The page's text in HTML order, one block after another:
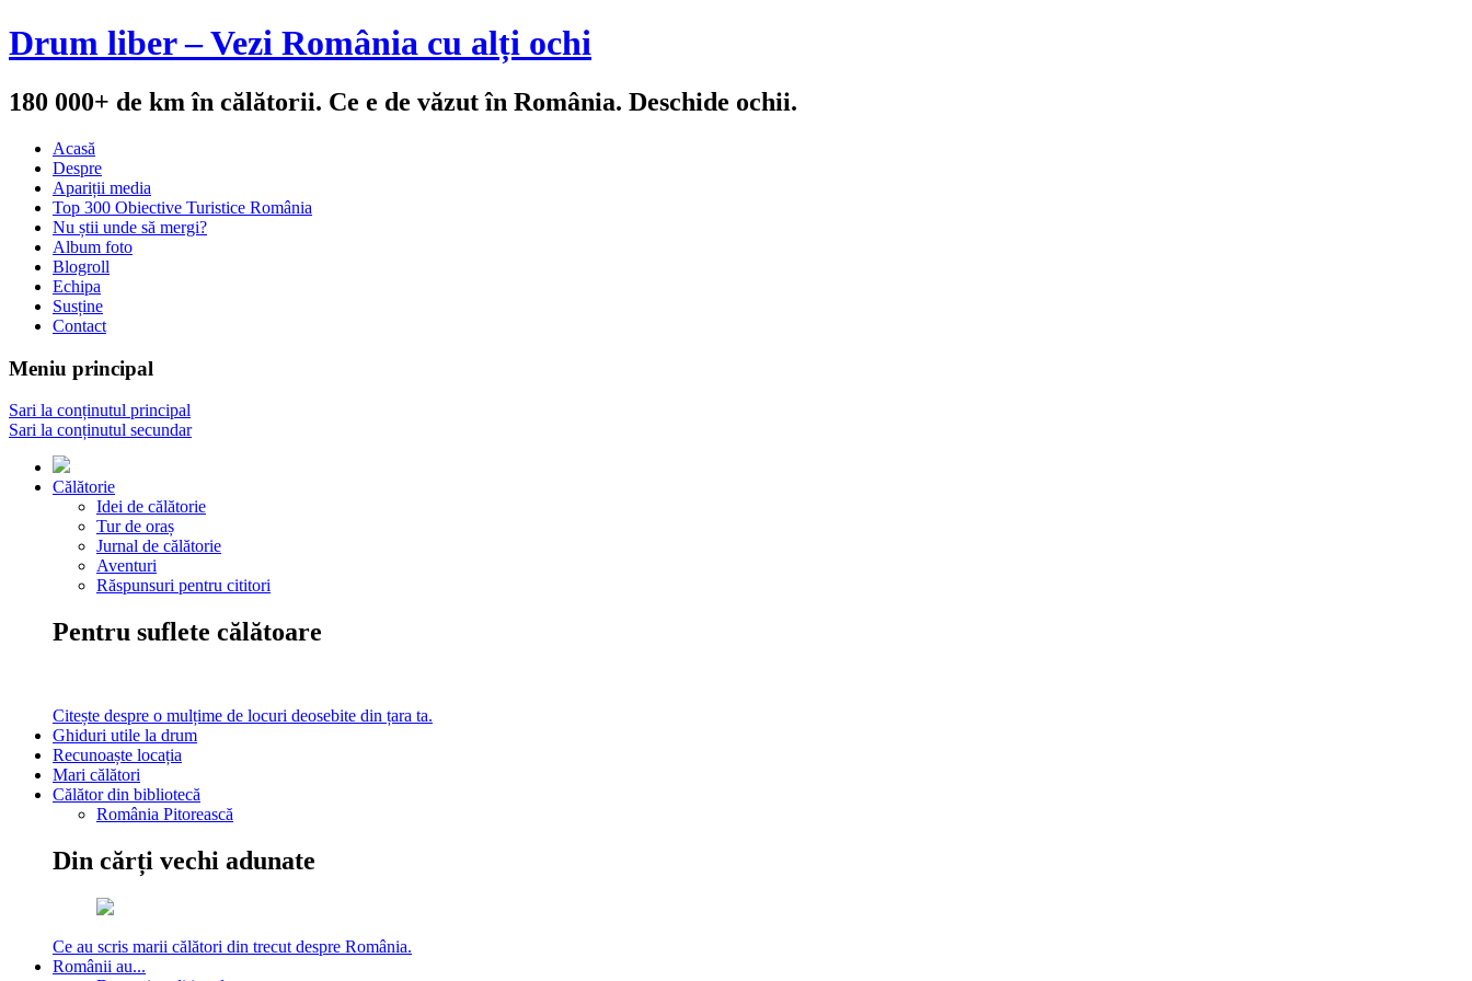
Drum liber – Vezi România cu alți ochi
180 000+ de km în călătorii. Ce e de văzut în România. Deschide ochii.
Acasă
Despre
Apariții media
Top 300 Obiective Turistice România
Nu știi unde să mergi?
Album foto
Blogroll
Echipa
Susține
Contact
Meniu principal
Sari la conținutul principal
Sari la conținutul secundar
Călătorie
Idei de călătorie
Tur de oraș
Jurnal de călătorie
Aventuri
Răspunsuri pentru cititori
Pentru suflete călătoare
Citește despre o mulțime de locuri deosebite din țara ta.
Ghiduri utile la drum
Recunoaște locația
Mari călători
Călător din bibliotecă
România Pitorească
Din cărți vechi adunate
Ce au scris marii călători din trecut despre România.
Românii au...